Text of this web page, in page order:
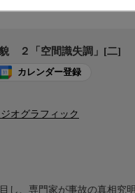
２「空間識失調」[二]
カレンダー登録
オグラフィック
し、専門家が事故の真相究